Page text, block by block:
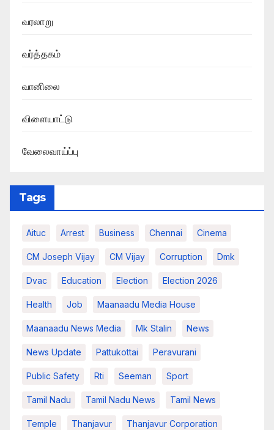
வரலாறு
வர்த்தகம்
வானிலை
விளையாட்டு
வேலைவாய்ப்பு
Tags
Aituc Arrest Business Chennai Cinema
CM Joseph Vijay CM Vijay Corruption Dmk
Dvac Education Election Election 2026
Health Job Maanaadu Media House
Maanaadu News Media Mk Stalin News
News Update Pattukottai Peravurani
Public Safety Rti Seeman Sport
Tamil Nadu Tamil Nadu News Tamil News
Temple Thanjavur Thanjavur Corporation